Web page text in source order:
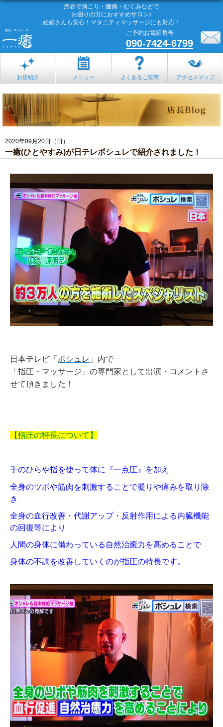
渋谷で肩こり・腰痛・むくみなどで
お困りの方におすすめサロン♪
妊婦さんも安心！マタニティマッサージにも対応！
ご予約お電話番号
090-7424-6799
お店紹介 メニュー よくあるご質問 アクセスマップ
2020年09月20日（日）
一癒(ひとやすみ)が日テレポシュレで紹介されました！
日本テレビ「 ポシュレ 」内で
「指圧・マッサージ」の専門家として出演・コメントさ
せて頂きました！
【指圧の特長について】
手のひらや指を使って体に『一点圧』を加え
全身のツボや筋肉を刺激することで凝りや痛みを取り除
き
全身の血行改善・代謝アップ・反射作用による内臓機能
の回復等により
人間の身体に備わっている自然治癒力を高めることで
身体の不調を改善していくのが指圧の特長です。